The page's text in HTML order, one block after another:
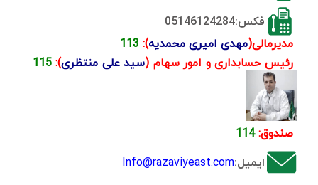
فکس:05146124284
مدیرمالی(مهدی امیری محمدیه):
113
رئیس حسابداری و امور سهام (سید علی منتظری):
115
صندوق:114
ایمیل:Info@razaviyeast.com